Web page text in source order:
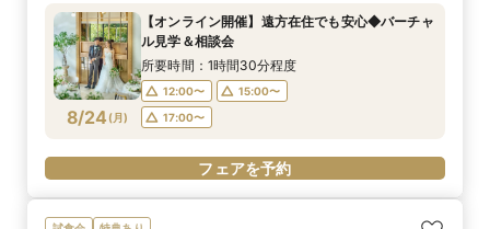
8/23(日)
9:00〜
フェアを予約
8/23(日)
9:00〜
フェアを予約
8/23(日)
10:00〜
フェアを予約
8/23(日)
9:00〜
フェアを予約
8/23(日)
9:00〜
フェアを予約
8/23(日)
9:00〜
フェアを予約
8/23(日)
9:00〜
フェアを予約
8/24 (月)
【オンライン開催】遠方在住でも安心◆バーチャ
ル見学＆相談会
所要時間：1時間30分程度
12:00〜
15:00〜
17:00〜
フェアを予約